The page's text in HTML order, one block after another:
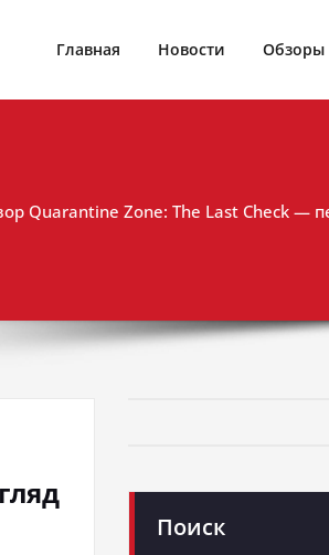
Главная Новости Обзоры
Quarantine Zone: The Last Check —
Поиск